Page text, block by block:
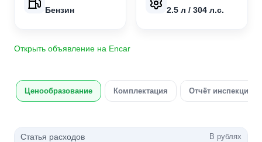
Бензин 2.5 л / 304 л.с.
Открыть объявление на Encar
Ценообразование Комплектация Отчёт инспекции
Статья расходов В рублях